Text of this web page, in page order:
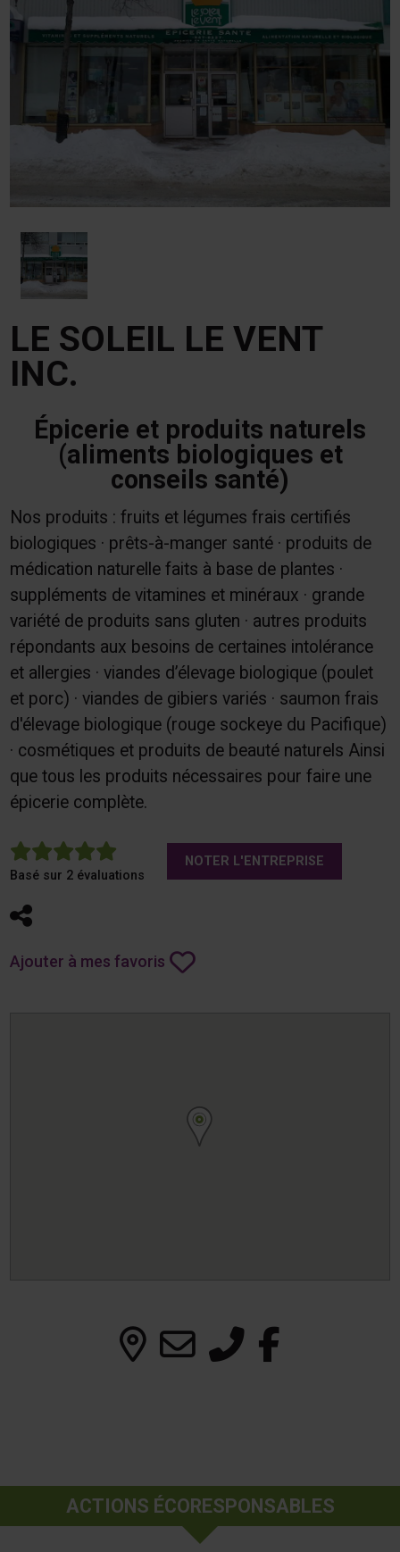
LE SOLEIL LE VENT
INC.
Épicerie et produits naturels
(aliments biologiques et
conseils santé)
Nos produits : fruits et légumes frais certifiés
biologiques · prêts-à-manger santé · produits de
médication naturelle faits à base de plantes ·
suppléments de vitamines et minéraux · grande
variété de produits sans gluten · autres produits
répondants aux besoins de certaines intolérance
et allergies · viandes d’élevage biologique (poulet
et porc) · viandes de gibiers variés · saumon frais
d'élevage biologique (rouge sockeye du Pacifique)
· cosmétiques et produits de beauté naturels Ainsi
que tous les produits nécessaires pour faire une
épicerie complète.
5
Basé sur 2 évaluations
NOTER L'ENTREPRISE
Partager
Ajouter à mes favoris
ACTIONS ÉCORESPONSABLES